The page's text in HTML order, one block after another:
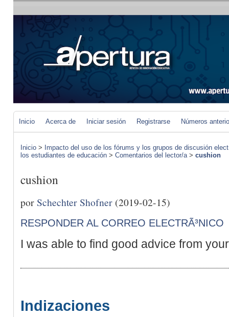
Inicio Acerca de Iniciar sesión Registrarse Números
Inicio > Impacto del uso de los fórums y los grupos de discusión
los estudiantes de educación > Comentarios del lector/a> cushion
cushion
porSchechter Shofner (2019-02-15)
RESPONDER AL CORREO ELECTRÃ³NICO
I was able to find good advice from
Indizaciones